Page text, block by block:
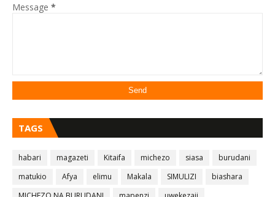
Message *
TAGS
habari magazeti Kitaifa michezo siasa
burudani
matukio
Afya elimu Makala SIMULIZI
biashara